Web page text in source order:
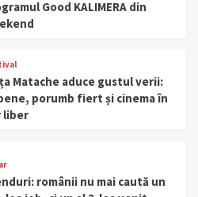
Good KALIMERA din
Matache aduce gustul verii:
porumb fiert și cinema în
liber
românii nu mai caută un